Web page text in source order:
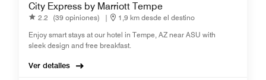
City Express by Marriott Tempe
2.2 (39 opiniones) |
1,9 km desde el destino
Enjoy smart stays at our hotel in Tempe, AZ near ASU with
sleek design and free breakfast.
Ver detalles